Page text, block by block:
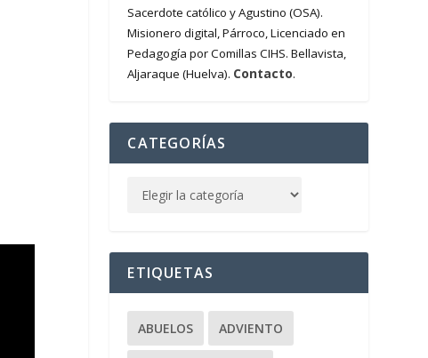
Sacerdote católico y Agustino (OSA).
Misionero digital, Párroco, Licenciado en
Pedagogía por Comillas CIHS. Bellavista,
Aljaraque (Huelva). Contacto.
CATEGORÍAS
ETIQUETAS
ABUELOS ADVIENTO